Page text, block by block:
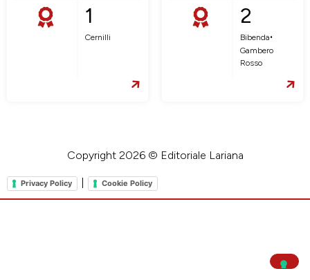
1
Cernilli
2
Bibenda•
Gambero
Rosso
Copyright 2026 © Editoriale Lariana
Privacy Policy Cookie Policy